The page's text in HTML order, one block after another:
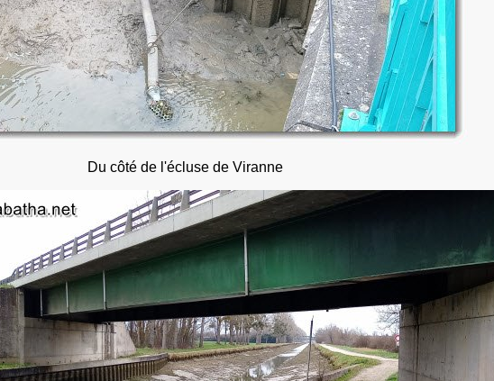
Du côté de l'écluse de Viranne